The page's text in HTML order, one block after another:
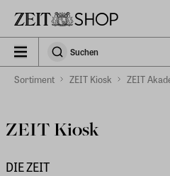
SuchenSuchen
Sortiment ZEIT Kiosk ZEIT
ZEIT Kiosk
DIE ZEIT